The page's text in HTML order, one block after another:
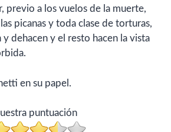
previo a los vuelos de la muerte,
picanas y toda clase de torturas,
y dehacen y el resto hacen la vista
en su papel.
puntuación